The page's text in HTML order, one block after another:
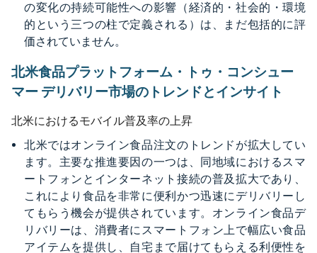
の変化の持続可能性への影響（経済的・社会的・環境
的という三つの柱で定義される）は、まだ包括的に評
価されていません。
北米食品プラットフォーム・トゥ・コンシュー
マー デリバリー市場のトレンドとインサイト
北米におけるモバイル普及率の上昇
北米ではオンライン食品注文のトレンドが拡大してい
ます。主要な推進要因の一つは、同地域におけるスマ
ートフォンとインターネット接続の普及拡大であり、
これにより食品を非常に便利かつ迅速にデリバリーし
てもらう機会が提供されています。オンライン食品デ
リバリーは、消費者にスマートフォン上で幅広い食品
アイテムを提供し、自宅まで届けてもらえる利便性を